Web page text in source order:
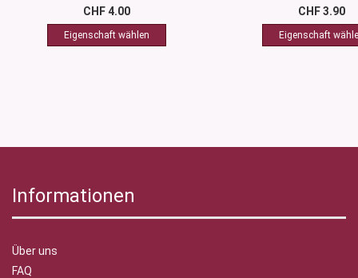
CHF 4.00 CHF 3.90
Informationen
Über uns
FAQ